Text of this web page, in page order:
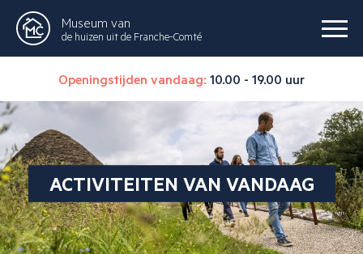
Museum van
de huizen uit de Franche-Comté
Openingstijden vandaag: 10.00 - 19.00 uur
ACTIVITEITEN VAN VANDAAG